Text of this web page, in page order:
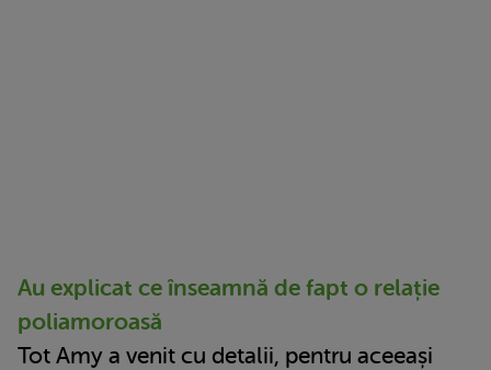
Au explicat ce înseamnă de fapt o relație
poliamoroasă
Tot Amy a venit cu detalii, pentru aceeași